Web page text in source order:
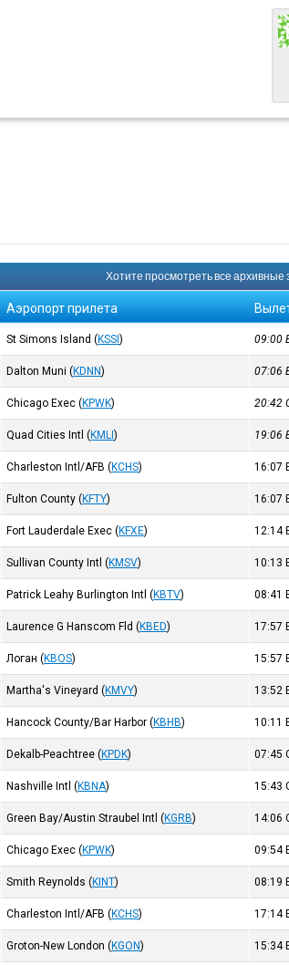
Хотите просмотреть все архивные
Аэропорт прилета
St Simons Island (KSSI) 09:00
Dalton Muni (KDNN) 07:06
Chicago Exec (KPWK) 20:42
Quad Cities Intl (KMLI) 19:06
Charleston Intl/AFB (KCHS) 16:07
Fulton County(KFTY) 16:07
Fort Lauderdale Exec (KFXE) 12:14
Sullivan County Intl (KMSV) 10:13
Patrick Leahy Burlington Intl (KBTV) 08:41
Laurence G Hanscom Fld (KBED) 17:57
Логан (KBOS) 15:57
Martha's Vineyard (KMVY) 13:52
Hancock County/Bar Harbor (KBHB) 10:11
Dekalb-Peachtree (KPDK) 07:45
Nashville Intl (KBNA) 15:43
Green Bay/Austin Straubel Intl (KGRB) 14:06
Chicago Exec (KPWK) 09:54
Smith Reynolds (KINT) 08:19
Charleston Intl/AFB (KCHS) 17:14
Groton-New London (KGON) 15:34